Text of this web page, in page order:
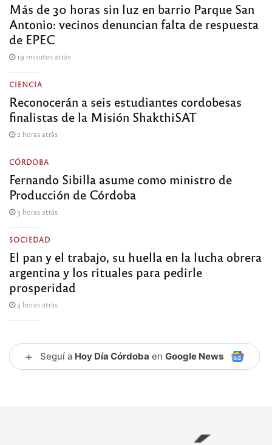
Más de 30 horas sin luz en barrio Parque San
Antonio: vecinos denuncian falta de respuesta
de EPEC
19 minutos atrás
CIENCIA
Reconocerán a seis estudiantes cordobesas
finalistas de la Misión ShakthiSAT
2 horas atrás
CÓRDOBA
Fernando Sibilla asume como ministro de
Producción de Córdoba
3 horas atrás
SOCIEDAD
El pan y el trabajo, su huella en la lucha obrera
argentina y los rituales para pedirle
prosperidad
3 horas atrás
+ Seguí a Hoy Día Córdoba en Google News